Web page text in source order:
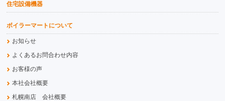
住宅設備機器
ボイラーマートについて
お知らせ
よくあるお問合わせ内容
お客様の声
本社会社概要
札幌南店 会社概要